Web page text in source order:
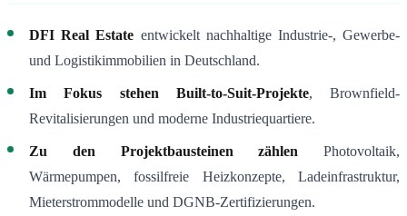
DFI Real Estate entwickelt nachhaltige Industrie-, Gewerbe-
und Logistikimmobilien in Deutschland.
Im Fokus stehen Built-to-Suit-Projekte, Brownfield-
Revitalisierungen und moderne Industriequartiere.
Zu den Projektbausteinen zählen Photovoltaik,
Wärmepumpen, fossilfreie Heizkonzepte, Ladeinfrastruktur,
Mieterstrommodelle und DGNB-Zertifizierungen.